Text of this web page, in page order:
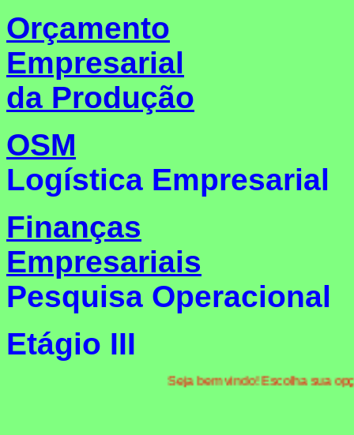
Orçamento
Empresarial
da Produção
OSM
Logística Empresarial
Finanças
Empresariais
Pesquisa Operacional
Etágio III
Seja bem vindo! Escolha sua